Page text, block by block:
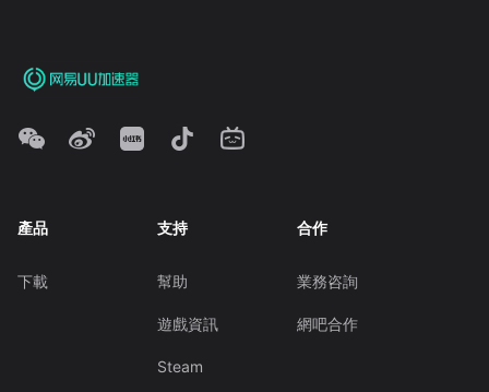
產品
下載
支持
幫助
遊戲資訊
Steam
合作
業務咨詢
網吧合作